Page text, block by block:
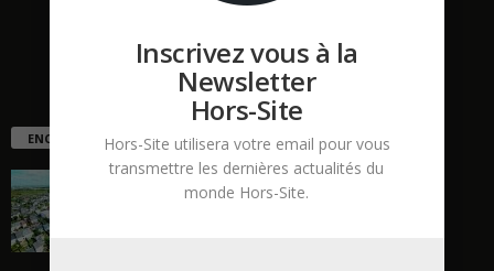
ENCORE PLUS D'ARTICLES
La ruée vers l’Ouest
Inscrivez vous à la
Newsletter
Hors-Site
Hors-Site utilisera votre email pour vous
transmettre les dernières actualités du
monde Hors-Site.